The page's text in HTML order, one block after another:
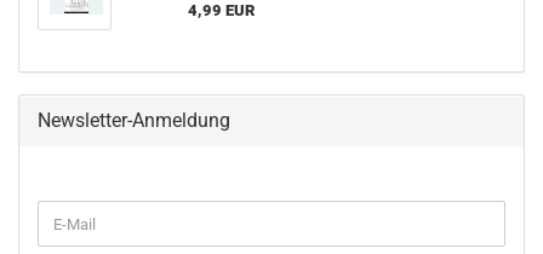
4,99 EUR
Newsletter-Anmeldung
ZUR
E-
Mail